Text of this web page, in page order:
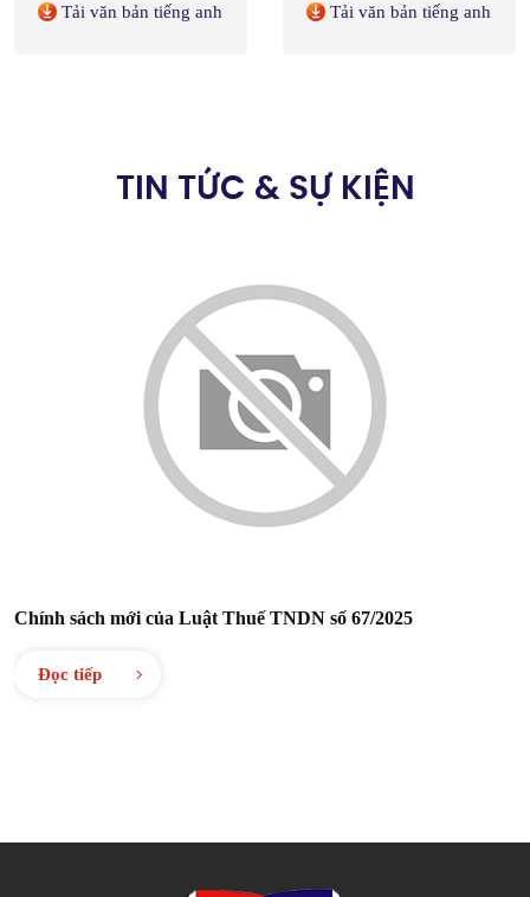
ngày 18 tháng 6 năm
Tải văn bản tiếng anh
Tải văn bản tiếng anh
TIN TỨC & SỰ KIỆN
Chính sách mới của Luật Thuế TNDN số 67/2025
Đọc tiếp